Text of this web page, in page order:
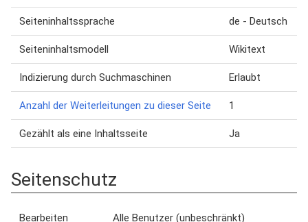
Seiteninhaltssprache de - Deutsch
Seiteninhaltsmodell Wikitext
Indizierung durch Suchmaschinen Erlaubt
Anzahl der Weiterleitungen zu dieser Seite 1
Gezählt als eine Inhaltsseite Ja
Seitenschutz
Bearbeiten Alle Benutzer (unbeschränkt)